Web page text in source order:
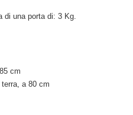
di una porta di: 3 Kg.
cm
terra, a 80 cm